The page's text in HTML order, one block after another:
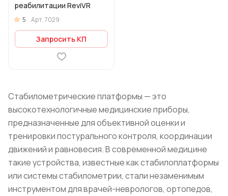
реабилитации ReviVR
5 Арт.7029
Запросить КП
Стабилометрические платформы — это
высокотехнологичные медицинские приборы,
предназначенные для объективной оценки и
тренировки постурального контроля, координации
движений и равновесия. В современной медицине
такие устройства, известные как стабилоплатформы
или системы стабилометрии, стали незаменимым
инструментом для врачей-неврологов, ортопедов,